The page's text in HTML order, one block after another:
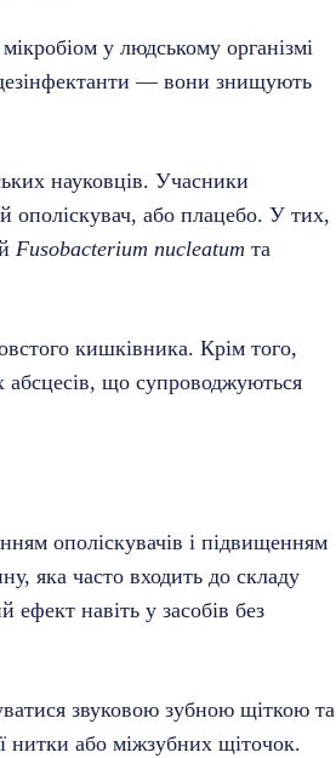
у людському організмі
дезінфектанти — вони знищують
науковців. Учасники
ополіскувач, або плацебо. У тих,
Fusobacterium nucleatum та
кишківника. Крім того,
абсцесів, що супроводжуються
ополіскувачів і підвищенням
яка часто входить до складу
ефект навіть у засобів без
звуковою зубною щіткою та
або міжзубних щіточок.